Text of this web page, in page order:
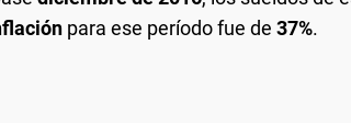
para ese período fue de 37%.